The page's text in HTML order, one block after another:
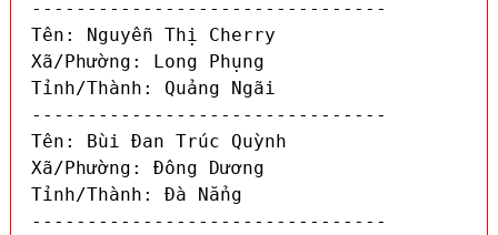
--------------------------------
Tên: Nguyễn Thị Cherry
Xã/Phường: Long Phụng
Tỉnh/Thành: Quảng Ngãi
--------------------------------
Tên: Bùi Đan Trúc Quỳnh
Xã/Phường: Đông Dương
Tỉnh/Thành: Đà Nẳng
--------------------------------